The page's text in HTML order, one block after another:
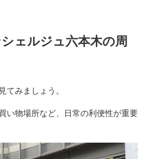
ェルジュ六本木の周
てみましょう。
い物場所など、日常の利便性が重要